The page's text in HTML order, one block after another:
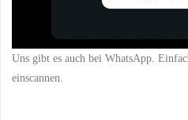
Uns gibt es auch bei WhatsApp.
einscannen.